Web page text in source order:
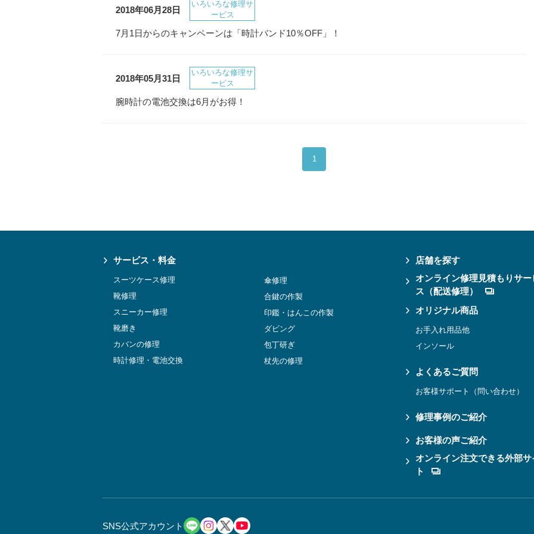
2018年06月28日
いろいろな修理サ
ービス
7月1日からのキャンペーンは「時計バンド10％OFF」！
2018年05月31日
いろいろな修理サ
ービス
腕時計の電池交換は6月がお得！
1
サービス・料金
スーツケース修理
靴修理
スニーカー修理
靴磨き
カバンの修理
時計修理・電池交換
傘修理
合鍵の作製
印鑑・はんこの作製
ダビング
包丁研ぎ
杖先の修理
店舗を探す
オンライン修理見積もりサー
ス（配送修理）
オリジナル商品
お手入れ用品他
インソール
よくあるご質問
お客様サポート（問い合わせ）
修理事例のご紹介
お客様の声ご紹介
オンライン注文できる外部サ
ト
SNS公式アカウント